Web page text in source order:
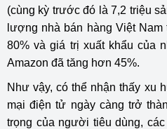
(cùng kỳ trước đó là 7,2 triệu
lượng nhà bán hàng Việt
80% và giá trị xuất khẩu của
Amazon đã tăng hơn 45%.
Như vậy, có thể nhận thấy xu
mại điện tử ngày càng trở
trọng của người tiêu dùng,